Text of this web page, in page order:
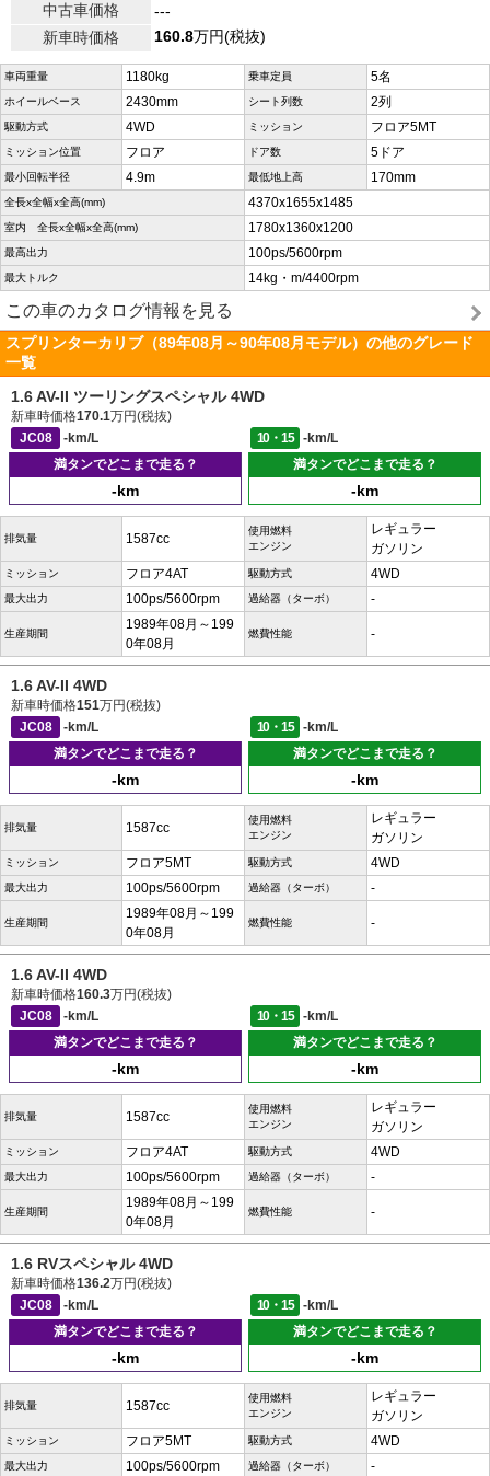
中古車価格
---
新車時価格
160.8万円(税抜)
車両重量 1180kg 乗車定員 5名
ホイールベース 2430mm シート列数 2列
駆動方式 4WD ミッション フロア5MT
ミッション位置 フロア ドア数 5ドア
最小回転半径 4.9m 最低地上高 170mm
全長x全幅x全高(mm) 4370x1655x1485
室内 全長x全幅x全高(mm) 1780x1360x1200
最高出力 100ps/5600rpm
最大トルク 14kg・m/4400rpm
この車のカタログ情報を見る
スプリンターカリブ（89年08月～90年08月モデル）の他のグレード
一覧
1.6 AV-II ツーリングスペシャル 4WD
新車時価格170.1万円(税抜)
JC08
-km/L 10・15
-km/L
満タンでどこまで走る？
-km
満タンでどこまで走る？
-km
排気量 1587cc
使用燃料
エンジン
レギュラー
ガソリン
ミッション フロア4AT 駆動方式 4WD
最大出力 100ps/5600rpm 過給器（ターボ） -
生産期間
1989年08月～199
0年08月
燃費性能 -
1.6 AV-II 4WD
新車時価格151万円(税抜)
JC08
-km/L 10・15
-km/L
満タンでどこまで走る？
-km
満タンでどこまで走る？
-km
排気量 1587cc
使用燃料
エンジン
レギュラー
ガソリン
ミッション フロア5MT 駆動方式 4WD
最大出力 100ps/5600rpm 過給器（ターボ） -
生産期間
1989年08月～199
0年08月
燃費性能 -
1.6 AV-II 4WD
新車時価格160.3万円(税抜)
JC08
-km/L 10・15
-km/L
満タンでどこまで走る？
-km
満タンでどこまで走る？
-km
排気量 1587cc
使用燃料
エンジン
レギュラー
ガソリン
ミッション フロア4AT 駆動方式 4WD
最大出力 100ps/5600rpm 過給器（ターボ） -
生産期間
1989年08月～199
0年08月
燃費性能 -
1.6 RVスペシャル 4WD
新車時価格136.2万円(税抜)
JC08
-km/L 10・15
-km/L
満タンでどこまで走る？
-km
満タンでどこまで走る？
-km
排気量 1587cc
使用燃料
エンジン
レギュラー
ガソリン
ミッション フロア5MT 駆動方式 4WD
最大出力 100ps/5600rpm 過給器（ターボ） -